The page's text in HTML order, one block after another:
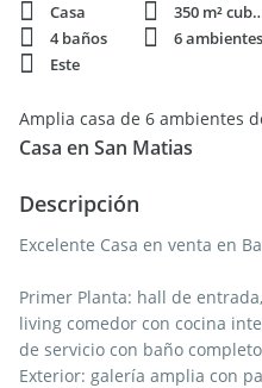
Casa 350
4 baños
6 ambientes
Este
Casa en San Matias
Descripción
Excelente Casa en venta en
Primer Planta: hall de
living comedor con cocina
de servicio con baño
Exterior: galería amplia con